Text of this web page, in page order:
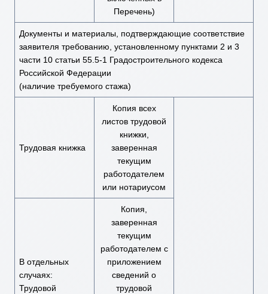
Перечень)
Документы и материалы, подтверждающие соответствие
заявителя требованию, установленному пунктами 2 и 3
части 10 статьи 55.5-1 Градостроительного кодекса
Российской Федерации
(наличие требуемого стажа)
Трудовая книжка
Копия всех
листов трудовой
книжки,
заверенная
текущим
работодателем
или нотариусом
В отдельных
случаях:
Трудовой
Копия,
заверенная
текущим
работодателем с
приложением
сведений о
трудовой